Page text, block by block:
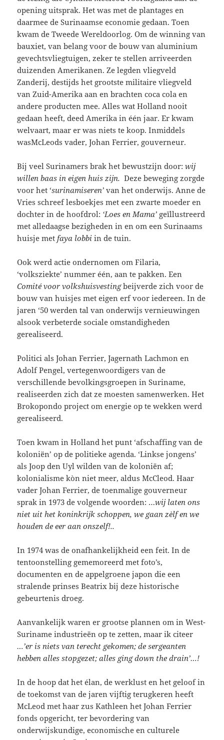
opening uitsprak. Het was met de plantages en
daarmee de Surinaamse economie gedaan. Toen
kwam de Tweede Wereldoorlog. Om de winning van
bauxiet, van belang voor de bouw van aluminium
gevechtsvliegtuigen, zeker te stellen arriveerden
duizenden Amerikanen. Ze legden vliegveld
Zanderij, destijds het grootste militaire vliegveld
van Zuid-Amerika aan en brachten coca cola en
andere producten mee. Alles wat Holland nooit
gedaan heeft, deed Amerika in één jaar. Er kwam
welvaart, maar er was niets te koop. Inmiddels
wasMcLeods vader, Johan Ferrier, gouverneur.
Bij veel Surinamers brak het bewustzijn door:wij
willen baas in eigen huis zijn.Deze beweging zorgde
voor het ‘surinamiseren’ van het onderwijs. Anne de
Vries schreef lesboekjes met een zwarte moeder en
dochter in de hoofdrol: ‘Loes en Mama’ geïllustreerd
met alledaagse bezigheden in en om een Surinaams
huisje met faya lobbi in de tuin.
Ook werd actie ondernomen om Filaria,
‘volksziekte’ nummer één, aan te pakken. Een
Comité voor volkshuisvestingbeijverde zich voor de
bouw van huisjes met eigen erf voor iedereen. In de
jaren ‘50 werden tal van onderwijs vernieuwingen
alsook verbeterde sociale omstandigheden
gerealiseerd.
Politici als Johan Ferrier, Jagernath Lachmon en
Adolf Pengel, vertegenwoordigers van de
verschillende bevolkingsgroepen in Suriname,
realiseerden zich dat ze moesten samenwerken. Het
Brokopondo project om energie op te wekken werd
gerealiseerd.
Toen kwam in Holland het punt ‘afschaffing van de
koloniën’ op de politieke agenda. ‘Linkse jongens’
als Joop den Uyl wilden van de koloniën af;
kolonialisme kòn niet meer, aldus McCleod. Haar
vader Johan Ferrier, de toenmalige gouverneur
sprak in 1973 de volgende woorden: …wij laten ons
niet uit het koninkrijk schoppen, we gaan zèlf en we
houden de eer aan onszelf!..
In 1974 was de onafhankelijkheid een feit. In de
tentoonstelling gememoreerd met foto’s,
documenten en de appelgroene japon die een
stralende prinses Beatrix bij deze historische
gebeurtenis droeg.
Aanvankelijk waren er grootse plannen om in West-
Suriname industrieën op te zetten, maar ik citeer
…’er is niets van terecht gekomen; de sergeanten
hebben alles stopgezet; alles ging down the drain’…!
In de hoop dat het élan, de werklust en het geloof in
de toekomst van de jaren vijftig terugkeren heeft
McLeod met haar zus Kathleen het Johan Ferrier
fonds opgericht, ter bevordering van
onderwijskundige, economische en culturele